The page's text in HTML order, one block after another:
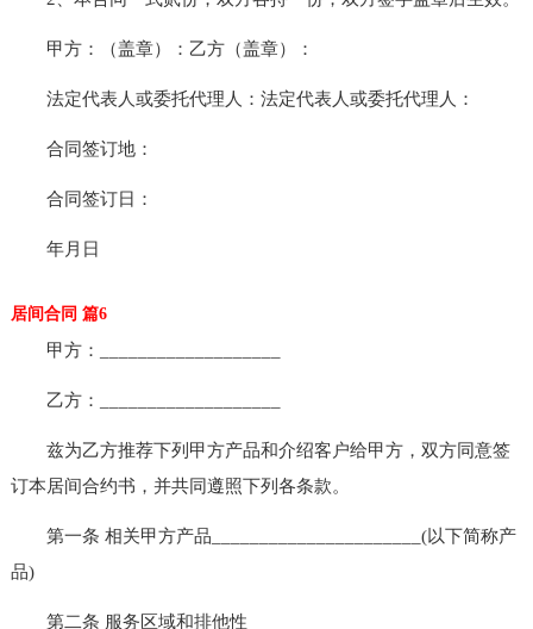
甲方：（盖章）：乙方（盖章）：
法定代表人或委托代理人：法定代表人或委托代理人：
合同签订地：
合同签订日：
年月日
居间合同 篇6
甲方：___________________
乙方：___________________
兹为乙方推荐下列甲方产品和介绍客户给甲方，双方同意签
订本居间合约书，并共同遵照下列各条款。
第一条 相关甲方产品______________________(以下简称产
品)
第二条 服务区域和排他性